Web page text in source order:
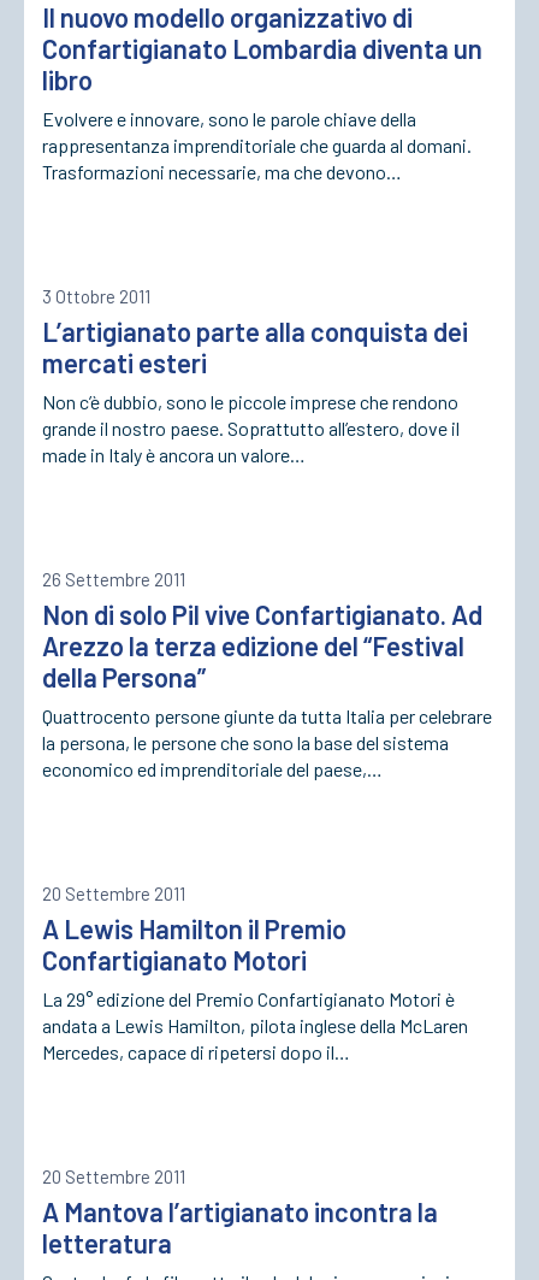
Il nuovo modello organizzativo di
Confartigianato Lombardia diventa un
libro
Evolvere e innovare, sono le parole chiave della
rappresentanza imprenditoriale che guarda al domani.
Trasformazioni necessarie, ma che devono…
3 Ottobre 2011
L’artigianato parte alla conquista dei
mercati esteri
Non c’è dubbio, sono le piccole imprese che rendono
grande il nostro paese. Soprattutto all’estero, dove il
made in Italy è ancora un valore…
26 Settembre 2011
Non di solo Pil vive Confartigianato. Ad
Arezzo la terza edizione del “Festival
della Persona”
Quattrocento persone giunte da tutta Italia per celebrare
la persona, le persone che sono la base del sistema
economico ed imprenditoriale del paese,…
20 Settembre 2011
A Lewis Hamilton il Premio
Confartigianato Motori
La 29° edizione del Premio Confartigianato Motori è
andata a Lewis Hamilton, pilota inglese della McLaren
Mercedes, capace di ripetersi dopo il…
20 Settembre 2011
A Mantova l’artigianato incontra la
letteratura